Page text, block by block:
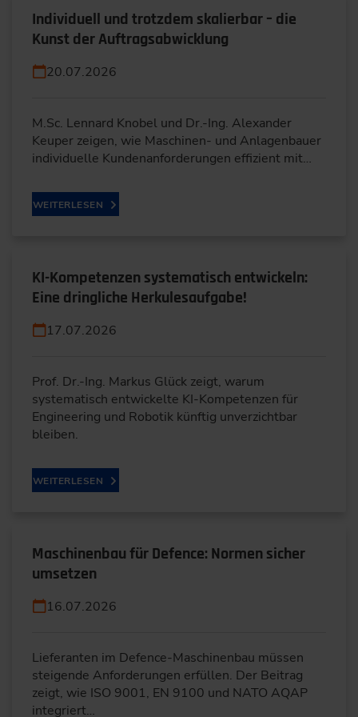
Individuell und trotzdem skalierbar – die
Kunst der Auftragsabwicklung
20.07.2026
M.Sc. Lennard Knobel und Dr.-Ing. Alexander
Keuper zeigen, wie Maschinen- und Anlagenbauer
individuelle Kundenanforderungen effizient mit…
WEITERLESEN
KI-Kompetenzen systematisch entwickeln:
Eine dringliche Herkulesaufgabe!
17.07.2026
Prof. Dr.-Ing. Markus Glück zeigt, warum
systematisch entwickelte KI-Kompetenzen für
Engineering und Robotik künftig unverzichtbar
bleiben.
WEITERLESEN
Maschinenbau für Defence: Normen sicher
umsetzen
16.07.2026
Lieferanten im Defence-Maschinenbau müssen
steigende Anforderungen erfüllen. Der Beitrag
zeigt, wie ISO 9001, EN 9100 und NATO AQAP
integriert…